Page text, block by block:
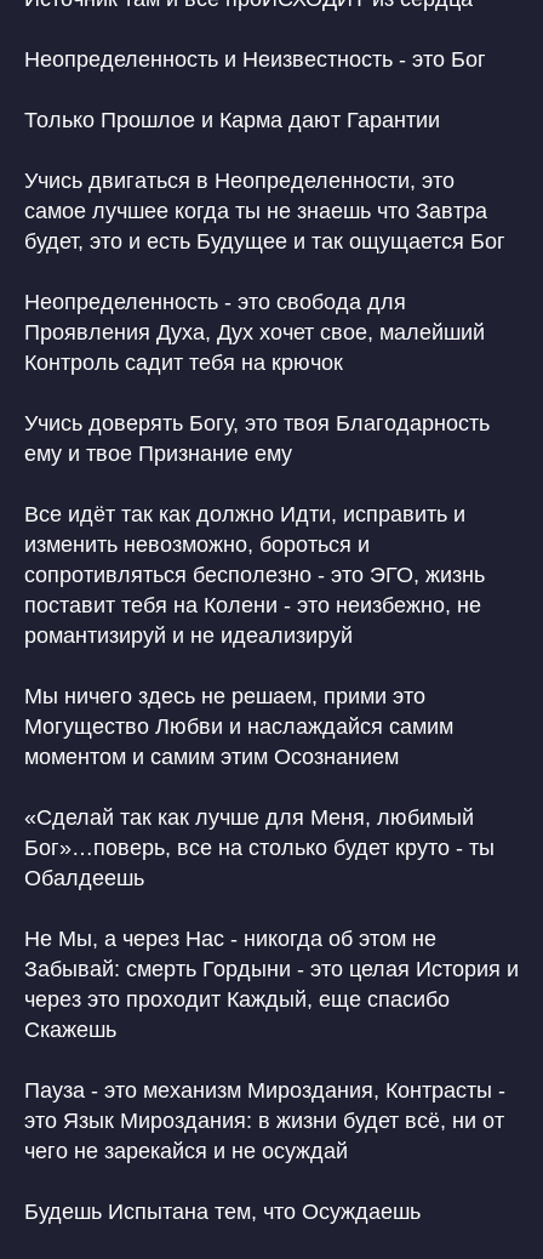
Неопределенность и Неизвестность - это Бог
Только Прошлое и Карма дают Гарантии
Учись двигаться в Неопределенности, это
самое лучшее когда ты не знаешь что Завтра
будет, это и есть Будущее и так ощущается Бог
Неопределенность - это свобода для
Проявления Духа, Дух хочет свое, малейший
Контроль садит тебя на крючок
Учись доверять Богу, это твоя Благодарность
ему и твое Признание ему
Все идёт так как должно Идти, исправить и
изменить невозможно, бороться и
сопротивляться бесполезно - это ЭГО, жизнь
поставит тебя на Колени - это неизбежно, не
романтизируй и не идеализируй
Мы ничего здесь не решаем, прими это
Могущество Любви и наслаждайся самим
моментом и самим этим Осознанием
«Сделай так как лучше для Меня, любимый
Бог»…поверь, все на столько будет круто - ты
Обалдеешь
Не Мы, а через Нас - никогда об этом не
Забывай: смерть Гордыни - это целая История и
через это проходит Каждый, еще спасибо
Скажешь
Пауза - это механизм Мироздания, Контрасты -
это Язык Мироздания: в жизни будет всё, ни от
чего не зарекайся и не осуждай
Будешь Испытана тем, что Осуждаешь